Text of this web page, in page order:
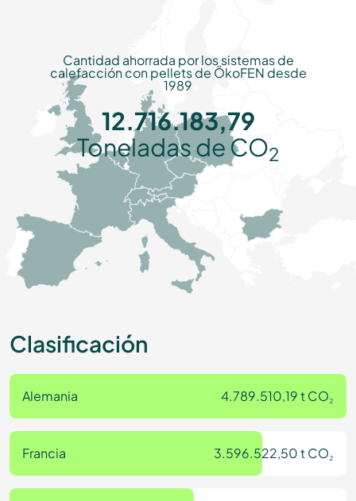
Cantidad ahorrada por los sistemas de
calefacción con pellets de ÖkoFEN desde
1989
12.716.183,79
Toneladas de CO2
Clasificación
Alemania 4.789.510,19 t CO₂
Francia 3.596.522,50 t CO₂